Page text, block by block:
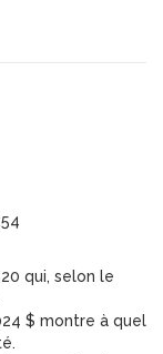
qui, selon le
$ montre à quel